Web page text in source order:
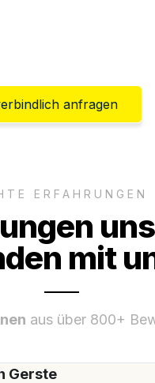
anfragen
ERFAHRUNGEN
mit
aus über 800+
Gerste